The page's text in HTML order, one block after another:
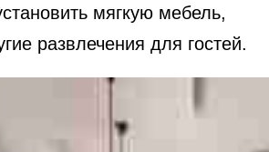
мягкую мебель,
развлечения для гостей.